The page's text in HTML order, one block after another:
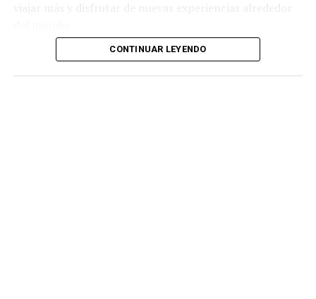
CONTINUAR LEYENDO